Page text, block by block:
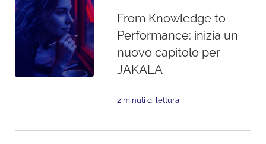
From Knowledge to
Performance: inizia un
nuovo capitolo per
JAKALA
2 minuti di lettura